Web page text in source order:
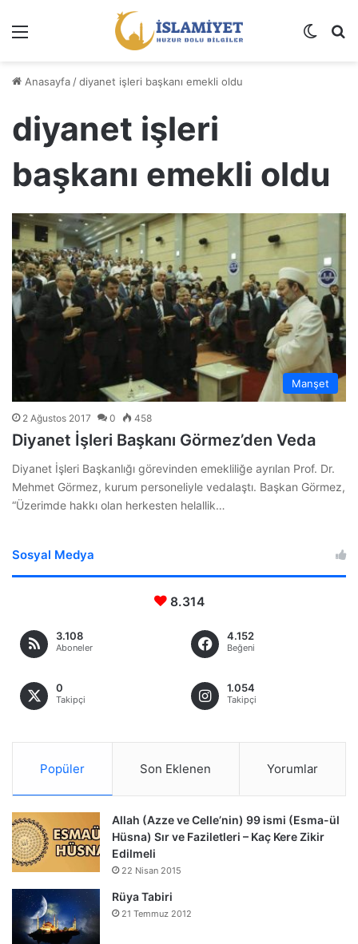
Dış
Anasayfa /diyanet işleri başkanı emekli oldu
diyanet işleri
başkanı emekli oldu
Manşet
2 Ağustos 2017 0 458
Diyanet İşleri Başkanı Görmez’den Veda
Diyanet İşleri Başkanlığı görevinden emekliliğe ayrılan Prof. Dr.
Mehmet Görmez, kurum personeliyle vedalaştı. Başkan Görmez,
“Üzerimde hakkı olan herkesten helallik…
Sosyal Medya
8.314
3.108
Aboneler
4.152
Beğeni
0
Takipçi
1.054
Takipçi
Popüler Son Eklenen Yorumlar
Allah (Azze ve Celle’nin) 99 ismi (Esma-ül
Hüsna) Sır ve Faziletleri – Kaç Kere Zikir
Edilmeli
22 Nisan 2015
Rüya Tabiri
21 Temmuz 2012